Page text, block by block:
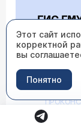
ГИС
Этот сайт
корректной
вы
Понятно